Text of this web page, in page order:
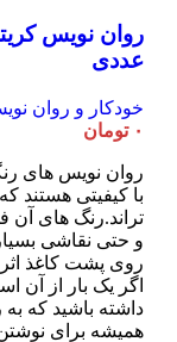
عددی
خودکار و روان
۰ تومان
با کیفیتی هستند
تراند.رنگ های آن
و حتی نقاشی
روی پشت کاغذ
اگر یک بار از آن
داشته باشید که
همیشه برای نوشتن